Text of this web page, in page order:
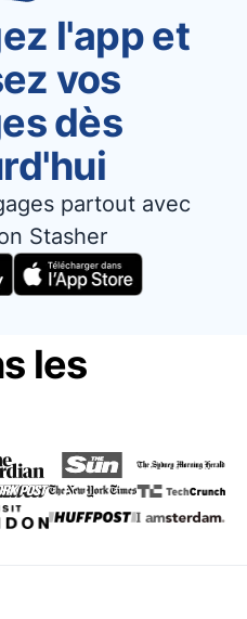
l'app et
vos
dès
partout avec
Stasher
les